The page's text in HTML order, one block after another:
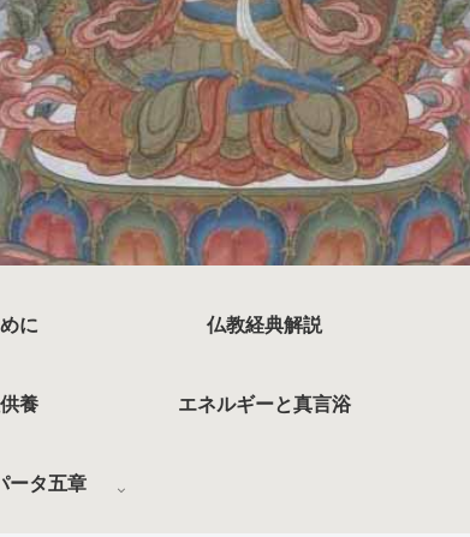
に 仏教経典解説
養 エネルギーと真言浴
ータ五章